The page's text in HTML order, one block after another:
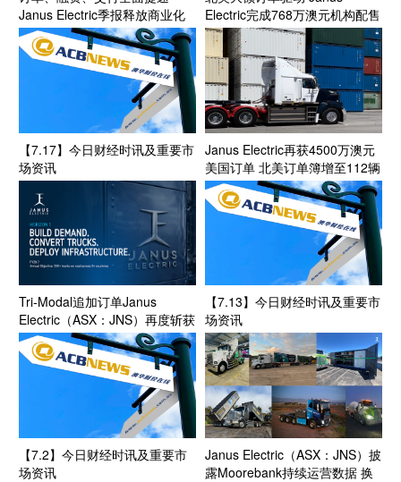
Janus Electric季报释放商业化
加速信号
Electric完成768万澳元机构配售
加码北美扩张
【7.17】今日财经时讯及重要市
场资讯
Janus Electric再获4500万澳元
美国订单 北美订单簿增至112辆
股价持续走强
Tri-Modal追加订单Janus
Electric（ASX：JNS）再度斩获
北美千万合约 订单突破45辆 股
价早盘放量上涨
【7.13】今日财经时讯及重要市
场资讯
【7.2】今日财经时讯及重要市
场资讯
Janus Electric（ASX：JNS）披
露Moorebank持续运营数据 换